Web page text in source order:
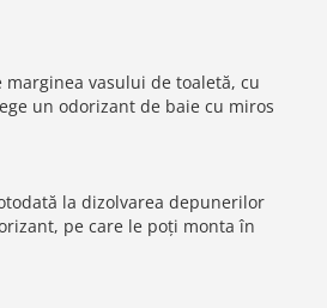
vasului de toaletă, cu
un odorizant de baie cu miros
la dizolvarea depunerilor
pe care le poți monta în